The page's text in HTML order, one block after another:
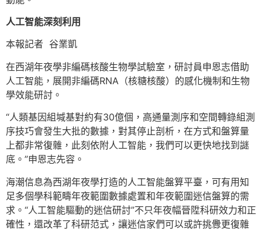
人工智能深刻利用
本報記者 谷業凱
在西湖年夜學非編碼核酸生物學試驗室，研討員申恩志借助
人工智能，展開非編碼RNA（核糖核酸）的感化機制和生物
學效能研討。
“人類基因組堿基對約有30億個，高通量測序和空間轉錄組測
序技巧會發生大批的數據，對其停止剖析，在方式和盤算量
上都非常復雜，此刻依附人工智能，我們可以更快地找到謎
底。”申恩志先容。
海潮信息為西湖年夜學打造的人工智能盤算平臺，可有用知
足多個學科範疇年夜範圍數據處置和年夜範圍迷信盤算的需
求。“人工智能驅動的迷信研討”不只年夜幅晉陞科研效力和正
確性，還改革了科研范式，讓迷信家們可以或許挑釁更復雜